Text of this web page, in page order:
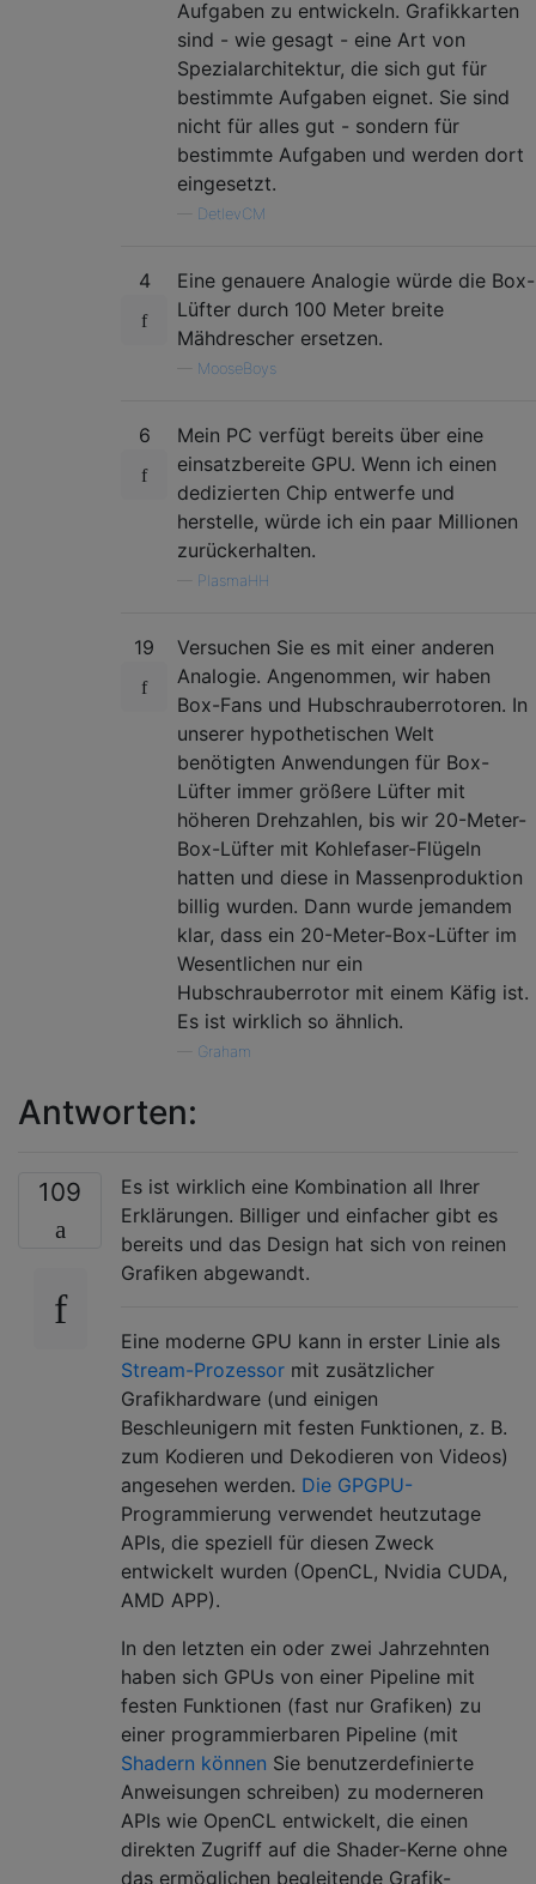
Aufgaben zu entwickeln. Grafikkarten
sind - wie gesagt - eine Art von
Spezialarchitektur, die sich gut für
bestimmte Aufgaben eignet. Sie sind
nicht für alles gut - sondern für
bestimmte Aufgaben und werden dort
eingesetzt.
DetlevCM
4
Eine genauere Analogie würde die Box-
Lüfter durch 100 Meter breite
Mähdrescher ersetzen.
MooseBoys
6
Mein PC verfügt bereits über eine
einsatzbereite GPU. Wenn ich einen
dedizierten Chip entwerfe und
herstelle, würde ich ein paar Millionen
zurückerhalten.
PlasmaHH
19
Versuchen Sie es mit einer anderen
Analogie. Angenommen, wir haben
Box-Fans und Hubschrauberrotoren. In
unserer hypothetischen Welt
benötigten Anwendungen für Box-
Lüfter immer größere Lüfter mit
höheren Drehzahlen, bis wir 20-Meter-
Box-Lüfter mit Kohlefaser-Flügeln
hatten und diese in Massenproduktion
billig wurden. Dann wurde jemandem
klar, dass ein 20-Meter-Box-Lüfter im
Wesentlichen nur ein
Hubschrauberrotor mit einem Käfig ist.
Es ist wirklich so ähnlich.
Graham
Antworten:
109
Es ist wirklich eine Kombination all Ihrer
Erklärungen. Billiger und einfacher gibt es
bereits und das Design hat sich von reinen
Grafiken abgewandt.
Eine moderne GPU kann in erster Linie als
Stream-Prozessor mit zusätzlicher
Grafikhardware (und einigen
Beschleunigern mit festen Funktionen, z. B.
zum Kodieren und Dekodieren von Videos)
angesehen werden. Die GPGPU-
Programmierung verwendet heutzutage
APIs, die speziell für diesen Zweck
entwickelt wurden (OpenCL, Nvidia CUDA,
AMD APP).
In den letzten ein oder zwei Jahrzehnten
haben sich GPUs von einer Pipeline mit
festen Funktionen (fast nur Grafiken) zu
einer programmierbaren Pipeline (mit
Shadern können Sie benutzerdefinierte
Anweisungen schreiben) zu moderneren
APIs wie OpenCL entwickelt, die einen
direkten Zugriff auf die Shader-Kerne ohne
das ermöglichen begleitende Grafik-